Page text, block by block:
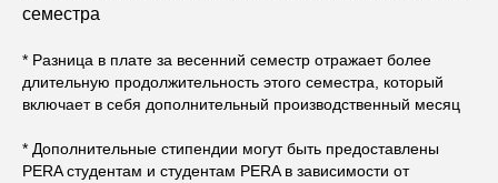
семестра
* Разница в плате за весенний семестр отражает более
длительную продолжительность этого семестра, который
включает в себя дополнительный производственный месяц
* Дополнительные стипендии могут быть предоставлены
PERA студентам и студентам PERA в зависимости от